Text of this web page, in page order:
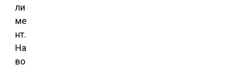
ли
ме
нт.
На
во